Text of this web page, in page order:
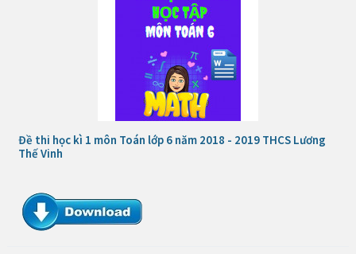
Đề thi học kì 1 môn Toán lớp 6 năm 2018 - 2019 THCS Lương
Thế Vinh